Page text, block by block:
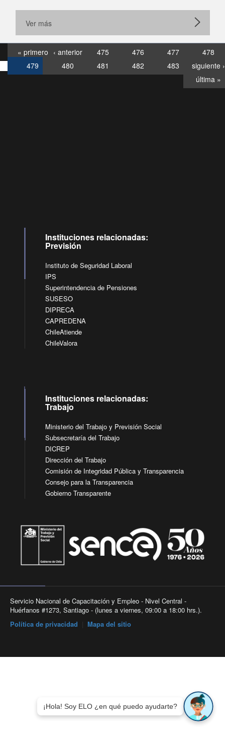
Ver más
« primero ‹ anterior 475 476 477
478
479
480 481 482 483
siguiente ›
última »
Instituciones relacionadas:
Previsión
Instituto de Seguridad Laboral
IPS
Superintendencia de Pensiones
SUSESO
DIPRECA
CAPREDENA
ChileAtiende
ChileValora
Instituciones relacionadas:
Trabajo
Ministerio del Trabajo y Previsión Social
Subsecretaría del Trabajo
DICREP
Dirección del Trabajo
Comisión de Integridad Pública y Transparencia
Consejo para la Transparencia
Gobierno Transparente
Servicio Nacional de Capacitación y Empleo - Nivel Central -
Huérfanos #1273, Santiago - (lunes a viernes, 09:00 a 18:00 hrs.).
Política de privacidad
Mapa del sitio
¡Hola! Soy ELO ¿en qué puedo ayudarte?